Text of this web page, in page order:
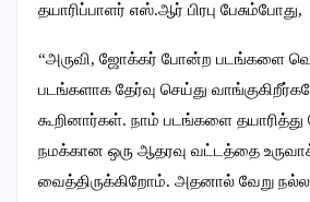
தயாரிப்பாளர் எஸ்.ஆர் பிரபு பேசும்போது,
“அருவி, ஜோக்கர் போன்ற படங்களை
படங்களாக தேர்வு செய்து
கூறினார்கள். நாம் படங்களை தயாரித்து
நமக்கான ஒரு ஆதரவு வட்டத்தை
வைத்திருக்கிறோம். அதனால் வேறு